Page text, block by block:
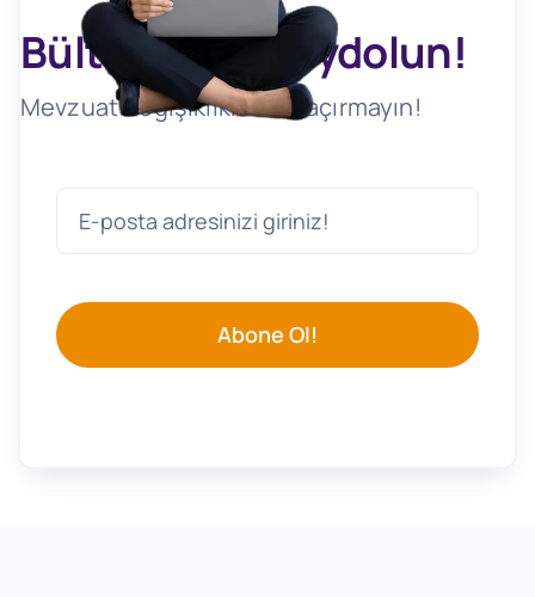
Bültenimize Kaydolun!
Mevzuat Değişikliklerini Kaçırmayın!
Abone Ol!